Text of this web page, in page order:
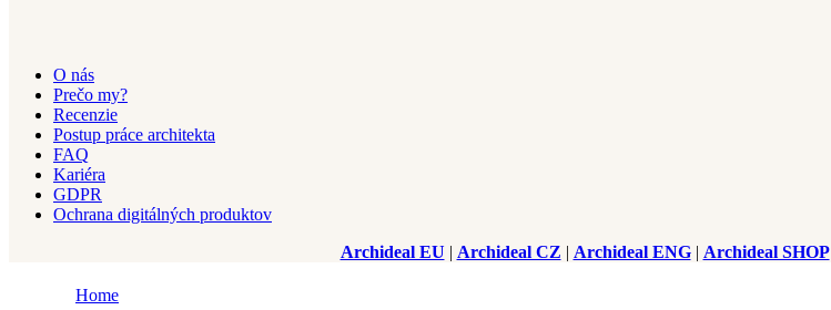
O nás
Prečo my?
Recenzie
Postup práce architekta
FAQ
Kariéra
GDPR
Ochrana digitálných produktov
Archideal EU | Archideal CZ | Archideal ENG | Archideal SHOP
Home